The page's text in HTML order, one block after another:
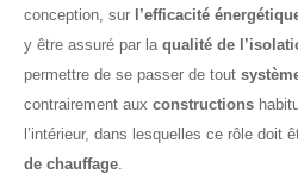
conception, sur l’efficacité
y être assuré par la qualité de
permettre de se passer de tout
contrairement aux constructions
l’intérieur, dans lesquelles ce rôle doit
de chauffage.